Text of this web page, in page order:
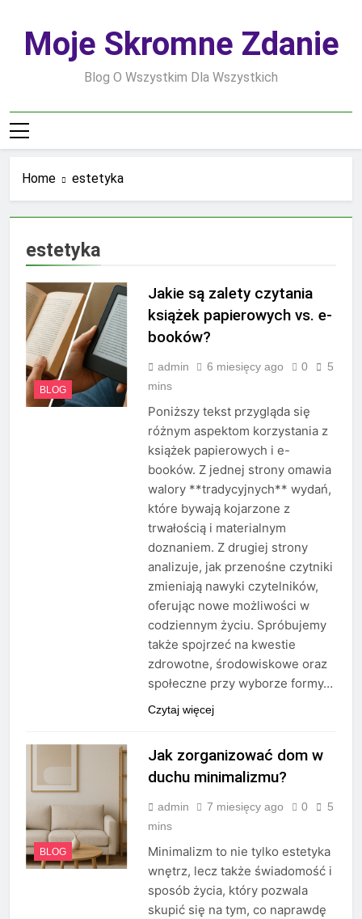
contentMoje Skromne Zdanie
Blog O Wszystkim Dla Wszystkich
Home estetyka
estetyka
BLOG
Jakie są zalety czytania
książek papierowych vs. e-
booków?
admin 6 miesięcy ago 0
5
mins
Poniższy tekst przygląda się
różnym aspektom korzystania z
książek papierowych i e-
booków. Z jednej strony omawia
walory **tradycyjnych** wydań,
które bywają kojarzone z
trwałością i materialnym
doznaniem. Z drugiej strony
analizuje, jak przenośne czytniki
zmieniają nawyki czytelników,
oferując nowe możliwości w
codziennym życiu. Spróbujemy
także spojrzeć na kwestie
zdrowotne, środowiskowe oraz
społeczne przy wyborze formy…
Czytaj więcej
BLOG
Jak zorganizować dom w
duchu minimalizmu?
admin 7 miesięcy ago 0
5
mins
Minimalizm to nie tylko estetyka
wnętrz, lecz także świadomość i
sposób życia, który pozwala
skupić się na tym, co naprawdę